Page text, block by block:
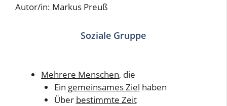
Autor/in: Markus Preuß
Soziale Gruppe
Mehrere Menschen, die
Ein gemeinsames Ziel haben
Über bestimmte Zeit